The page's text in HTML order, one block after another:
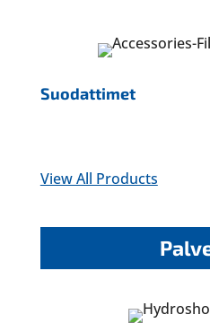
Suodattimet
View All Products